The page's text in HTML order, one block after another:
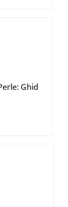
Ghid